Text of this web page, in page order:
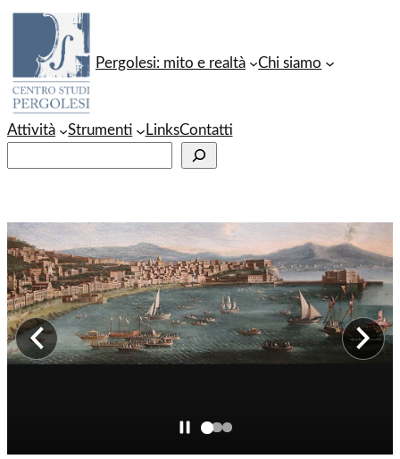
Vai
contenuto
Pergolesi: mito e realtà Chi siamo
Attività Strumenti LinksContatti
c
a
Immagine precedente